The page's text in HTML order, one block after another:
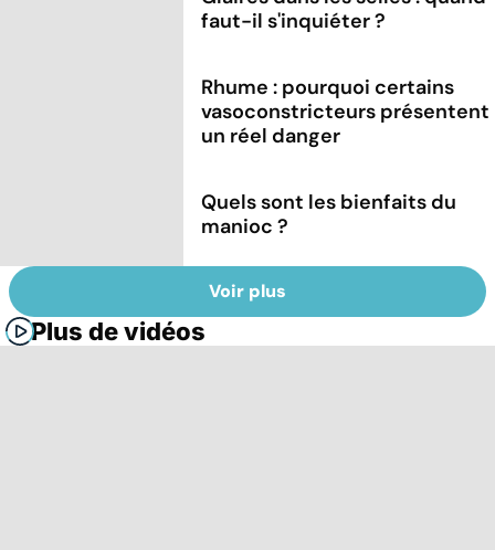
faut-il s'inquiéter ?
Rhume : pourquoi certains
vasoconstricteurs présentent
un réel danger
Quels sont les bienfaits du
manioc ?
Voir plus
Plus de vidéos